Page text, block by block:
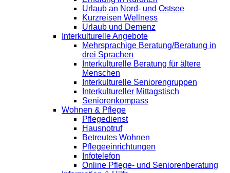
Urlaub an Nord- und Ostsee
Kurzreisen Wellness
Urlaub und Demenz
Interkulturelle Angebote
Mehrsprachige Beratung/Beratung in
drei Sprachen
Interkulturelle Beratung für ältere
Menschen
Interkulturelle Seniorengruppen
Interkultureller Mittagstisch
Seniorenkompass
Wohnen & Pflege
Pflegedienst
Hausnotruf
Betreutes Wohnen
Pflegeeinrichtungen
Infotelefon
Online Pflege- und Seniorenberatung